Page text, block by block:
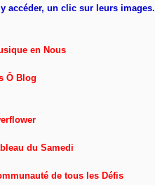
accéder, un clic sur leurs images.
en Nous
Ô Blog
du Samedi
de tous les Défis